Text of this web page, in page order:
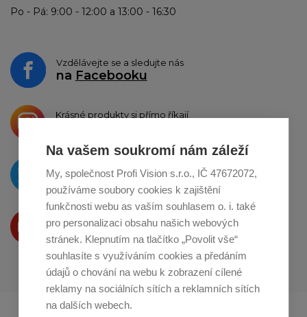
Po - Pá: 9:00 - 12:00 a 13:00 - 16:30
Vzdělávejte se a sledujte nás
na Facebooku
Krásné produkty si přímo říkají
O novinkách píšeme
naTwitteru
Produkty Vám představujeme
na Youtube
Profikuchar.sk
Na vašem soukromí nám záleží
My, společnost Profi Vision s.r.o., IČ 47672072,
používáme soubory cookies k zajištění
funkčnosti webu as vaším souhlasem o. i. také
pro personalizaci obsahu našich webových
stránek. Klepnutím na tlačítko „Povolit vše“
souhlasíte s využíváním cookies a předáním
údajů o chování na webu k zobrazení cílené
reklamy na sociálních sítích a reklamních sítích
na dalších webech.